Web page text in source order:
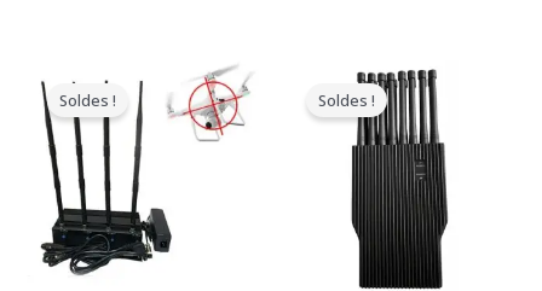
Soldes !
prix
original
était
$1,999.00.
Le
prix
actuel
est
Soldes !
Le
prix
original
était
:
$1,699.00.
:
$999.99.